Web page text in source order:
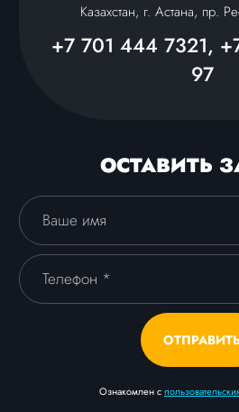
Казахстан, г. Астана, пр.
+7 701 444 7321,
97
ОСТАВИТЬ
Ознакомлен с